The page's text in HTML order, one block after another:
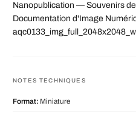
Nanopublication — Souvenirs
Documentation d'Image
NOTES TECHNIQUES
Format: Miniature